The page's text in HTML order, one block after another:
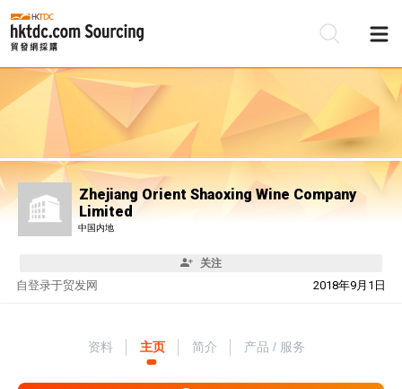
Zhejiang Orient Shaoxing Wine Company
Limited
中国内地
关注
自 2018年9月1日
登录于贸发网
资料 主页 简介 产品 / 服务